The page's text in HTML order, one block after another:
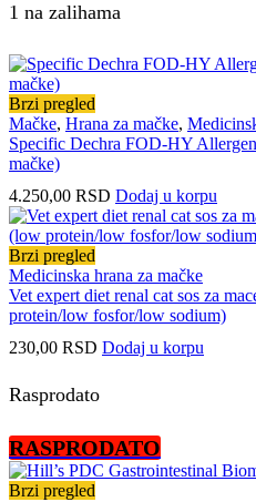
1 na zalihama
Brzi pregled
Mačke, Hrana za mačke,
Specific Dechra FOD-HY
mačke)
4.250,00 RSD Dodaj u korpu
Brzi pregled
Medicinska hrana za mačke
Vet expert diet renal cat sos za
protein/low fosfor/low sodium)
230,00 RSD Dodaj u korpu
Rasprodato
RASPRODATO
Brzi pregled